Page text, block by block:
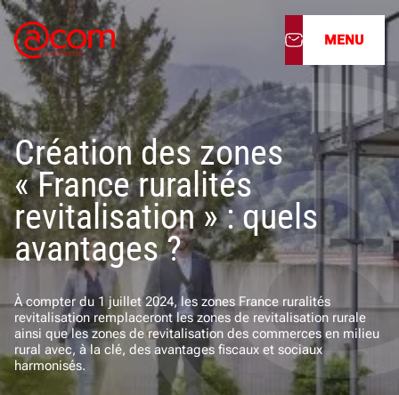
À propos
Nos services
Nos cabinets
Nos filiales
Actualités
Nous rejoindre
MENU
Création des zones
« France ruralités
revitalisation » : quels
avantages ?
À compter du 1 juillet 2024, les zones France ruralités
revitalisation remplaceront les zones de revitalisation rurale
ainsi que les zones de revitalisation des commerces en milieu
rural avec, à la clé, des avantages fiscaux et sociaux
harmonisés.